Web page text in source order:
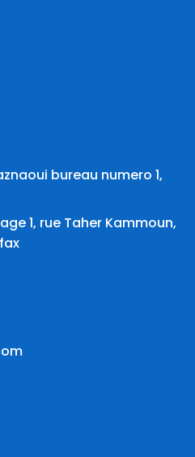
bureau numero 1,
1, rue Taher Kammoun,